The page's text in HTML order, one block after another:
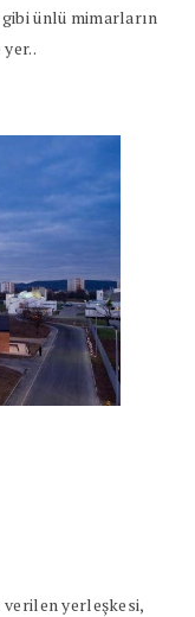
ünlü mimarların
verilen yerleşkesi,